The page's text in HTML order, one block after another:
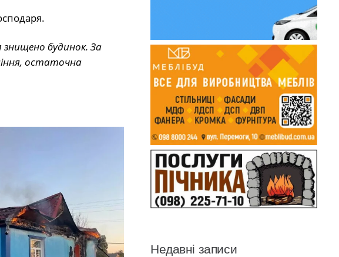
знищено будинок. За
остаточна
Недавні записи